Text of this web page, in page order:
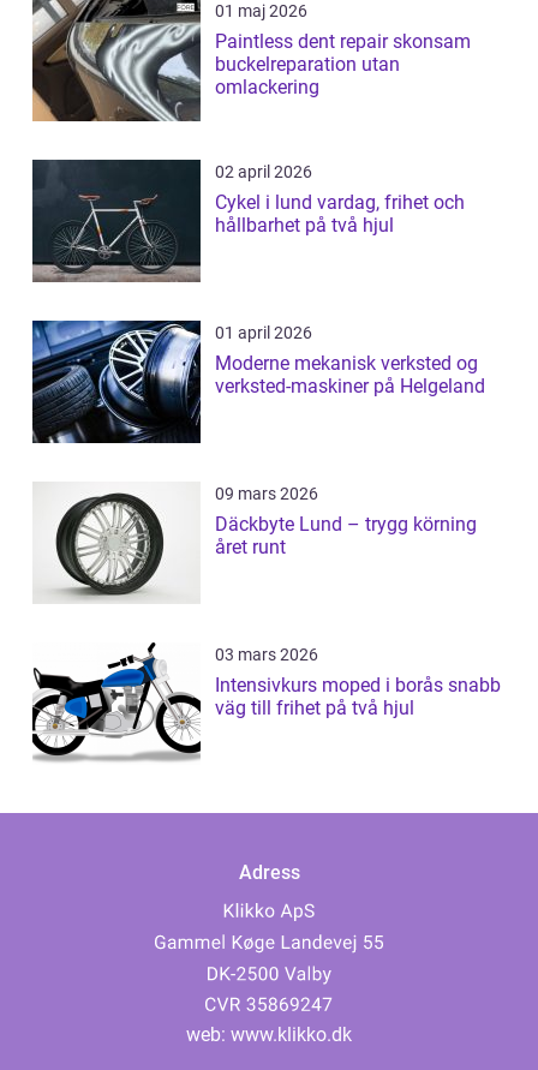
01 maj 2026
Paintless dent repair skonsam
buckelreparation utan
omlackering
02 april 2026
Cykel i lund vardag, frihet och
hållbarhet på två hjul
01 april 2026
Moderne mekanisk verksted og
verksted-maskiner på Helgeland
09 mars 2026
Däckbyte Lund – trygg körning
året runt
03 mars 2026
Intensivkurs moped i borås snabb
väg till frihet på två hjul
Adress
web: www.klikko.dk